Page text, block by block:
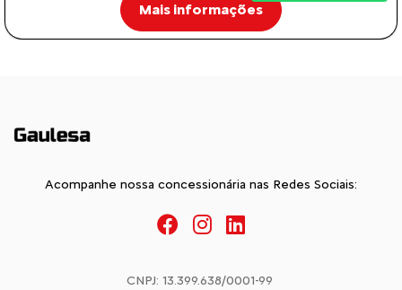
Mais informações
Acompanhe nossa concessionária nas Redes Sociais:
CNPJ: 13.399.638/0001-99